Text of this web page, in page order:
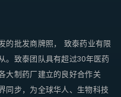
的批发商牌照， 致泰药业有限
。致泰团队具有超过30年医药
大制药厂建立的良好合作关
同步，为全球华人、生物科技